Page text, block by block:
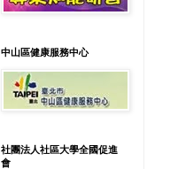
中山區健康服務中心
社團法人社區大學全國促進
會